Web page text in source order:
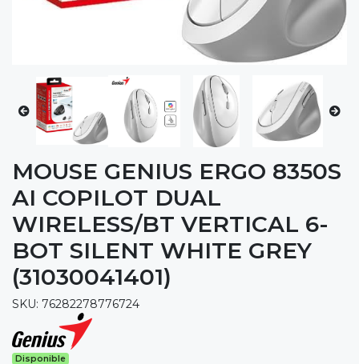
MOUSE GENIUS ERGO 8350S
AI COPILOT DUAL
WIRELESS/BT VERTICAL 6-
BOT SILENT WHITE GREY
(31030041401)
SKU: 76282278776724
Disponible